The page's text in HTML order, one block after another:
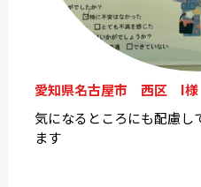
愛知県名古屋市 西区 I様
気になるところにも配慮し
ます